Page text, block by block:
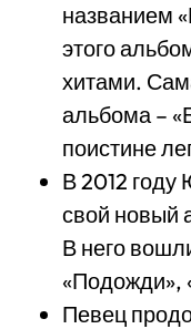
названием
этого
хитами.
альбома –
поистине
В 2012
свой новый
В него
«Подожди»,
Певец